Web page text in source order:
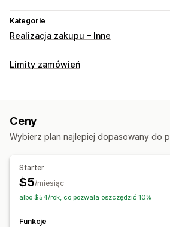
Kategorie
Realizacja zakupu – Inne
Limity zamówień
Limity według ceny
Limity dla konkretnych produktów
Metody płatności
Ceny
Wybierz plan najlepiej dopasowany do
Starter
$5/miesiąc
albo $54/rok, co pozwala oszczędzić 10%
Funkcje